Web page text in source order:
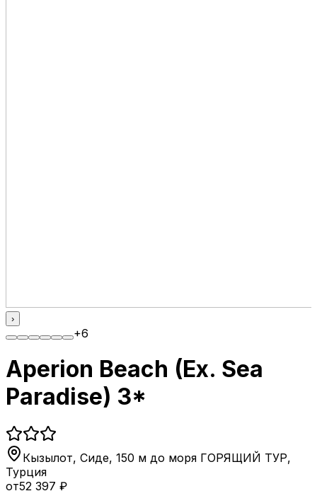
›
+6
Aperion Beach (Ex. Sea
Paradise) 3*
Кызылот, Сиде, 150 м до моря ГОРЯЩИЙ ТУР,
Турция
от52 397 ₽